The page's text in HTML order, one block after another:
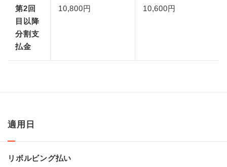
第2回
目以降
分割支
払金
10,800円 10,600円
適用日
リボルビング払い